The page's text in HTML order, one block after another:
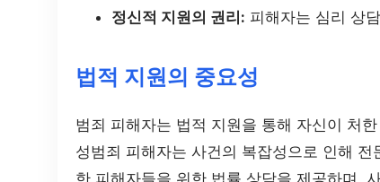
정신적 지원의 권리: 피해자는 심리 상
법적 지원의 중요성
범죄 피해자는 법적 지원을 통해 자신이 처
성범죄 피해자는 사건의 복잡성으로 인해 전
한 피해자들을 위한 법률 상담을 제공하며,